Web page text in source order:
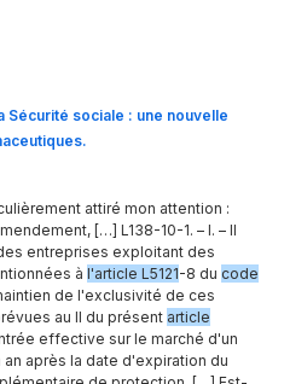
Sécurité sociale : une nouvelle
attiré mon attention :
[…] L138-10-1. – I. – Il
entreprises exploitant des
à l'article L5121-8 du code
de l'exclusivité de ces
au II du présent article
effective sur le marché d'un
après la date d'expiration du